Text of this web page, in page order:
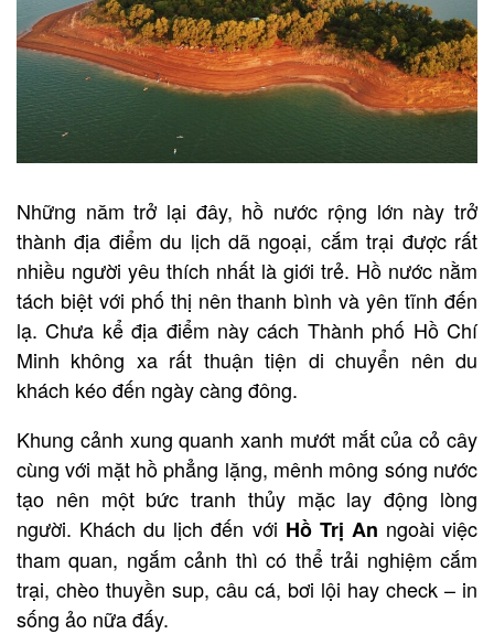
Những năm trở lại đây, hồ nước rộng lớn này trở
thành địa điểm du lịch dã ngoại, cắm trại được rất
nhiều người yêu thích nhất là giới trẻ. Hồ nước nằm
tách biệt với phố thị nên thanh bình và yên tĩnh đến
lạ. Chưa kể địa điểm này cách Thành phố Hồ Chí
Minh không xa rất thuận tiện di chuyển nên du
khách kéo đến ngày càng đông.
Khung cảnh xung quanh xanh mướt mắt của cỏ cây
cùng với mặt hồ phẳng lặng, mênh mông sóng nước
tạo nên một bức tranh thủy mặc lay động lòng
người. Khách du lịch đến với Hồ Trị An ngoài việc
tham quan, ngắm cảnh thì có thể trải nghiệm cắm
trại, chèo thuyền sup, câu cá, bơi lội hay check – in
sống ảo nữa đấy.